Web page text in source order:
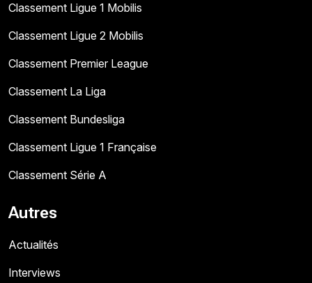
Classement Ligue 1 Mobilis
Classement Ligue 2 Mobilis
Classement Premier League
Classement La Liga
Classement Bundesliga
Classement Ligue 1 Française
Classement Série A
Autres
Actualités
Interviews